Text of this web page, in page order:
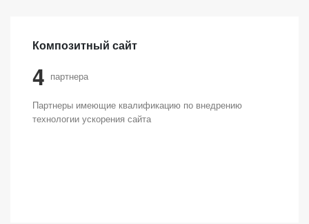
Композитный сайт
4 партнера
Партнеры имеющие квалификацию по внедрению
технологии ускорения сайта